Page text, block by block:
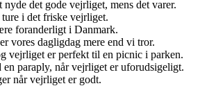
nyde det gode vejrliget, mens det varer.
ture i det friske vejrliget.
foranderligt i Danmark.
vores dagligdag mere end vi tror.
vejrliget er perfekt til en picnic i parken.
en paraply, når vejrliget er uforudsigeligt.
når vejrliget er godt.